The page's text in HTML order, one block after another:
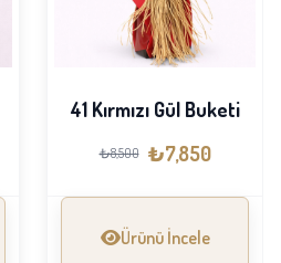
41 Kırmızı Gül Buketi
₺8,500 ₺7,850
Ürünü İncele